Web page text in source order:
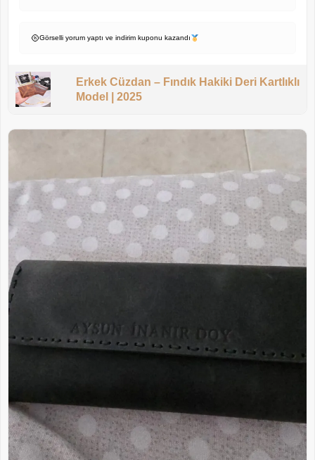
Görselli yorum yaptı ve indirim kuponu kazandı
Erkek Cüzdan – Fındık Hakiki Deri Kartlıklı
Model | 2025